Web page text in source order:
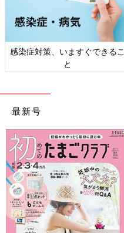
感染症対策、いますぐできるこ
と
最新号